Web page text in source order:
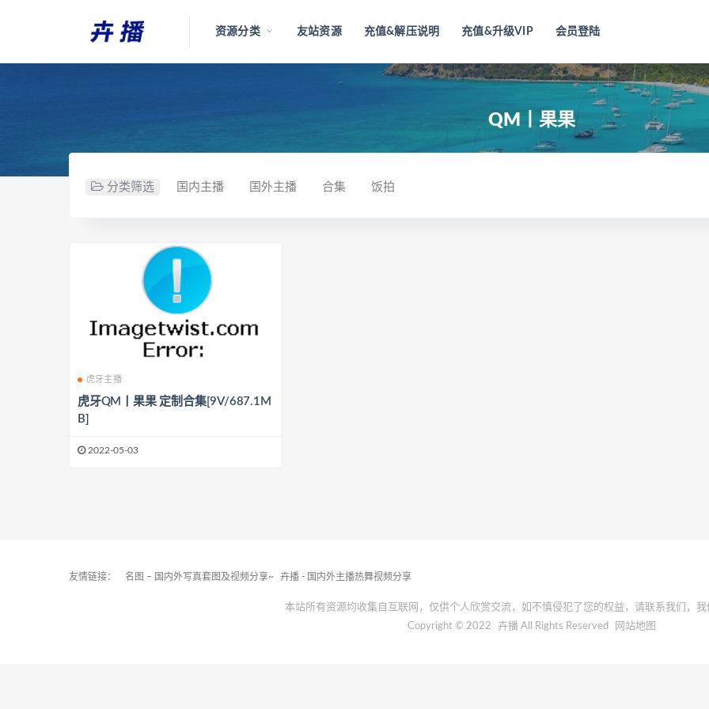
资源分类 友站资源 充值&解压说明 充值&升级VIP 会员登陆
QM丨果果
分类筛选 国内主播 国外主播 合集 饭拍
虎牙主播
虎牙QM丨果果 定制合集[9V/687.1M
B]
2022-05-03
友情链接： 名图 – 国内外写真套图及视频分享~ 卉播 - 国内外主播热舞视频分享
本站所有资源均收集自互联网，仅供个人欣赏交流，如不慎侵犯了您的权益，请联系我们，我
Copyright © 2022
卉播 All Rights Reserved 网站地图